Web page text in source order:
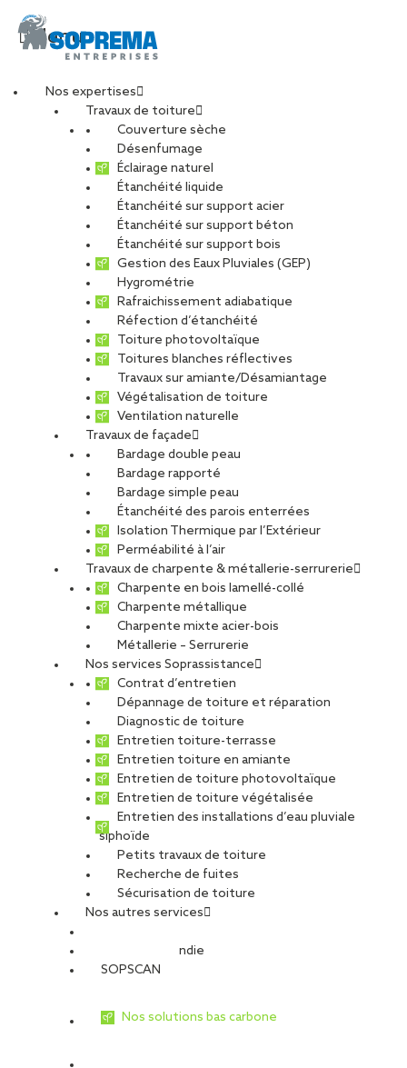
Menu
Nos expertises
Travaux de toiture
Couverture sèche
Désenfumage
Éclairage naturel
Étanchéité liquide
Étanchéité sur support acier
Étanchéité sur support béton
Étanchéité sur support bois
Gestion des Eaux Pluviales (GEP)
Hygrométrie
Rafraichissement adiabatique
Réfection d’étanchéité
Toiture photovoltaïque
Toitures blanches réflectives
Travaux sur amiante/Désamiantage
Végétalisation de toiture
Ventilation naturelle
Travaux de façade
Bardage double peau
Bardage rapporté
Bardage simple peau
Étanchéité des parois enterrées
Isolation Thermique par l’Extérieur
Perméabilité à l’air
Travaux de charpente & métallerie-serrurerie
Charpente en bois lamellé-collé
Charpente métallique
Charpente mixte acier-bois
Métallerie – Serrurerie
Nos services Soprassistance
Contrat d’entretien
Dépannage de toiture et réparation
Diagnostic de toiture
Entretien toiture-terrasse
Entretien toiture en amiante
Entretien de toiture photovoltaïque
Entretien de toiture végétalisée
Entretien des installations d’eau pluviale
siphoïde
Petits travaux de toiture
Recherche de fuites
Sécurisation de toiture
Nos autres services
Sécurité Incendie
SOPSCAN
Nos solutions bas carbone
carre
PARTAGER
14 février 2025